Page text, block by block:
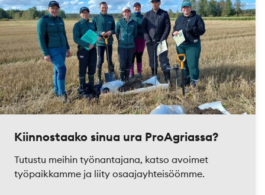
Kiinnostaako sinua ura ProAgriassa?
Tutustu meihin työnantajana, katso avoimet
työpaikkamme ja liity osaajayhteisöömme.